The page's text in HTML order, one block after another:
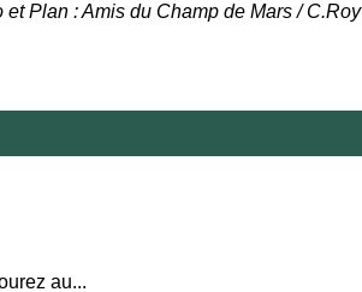
et Plan : Amis du Champ de Mars / C.Roy
au...